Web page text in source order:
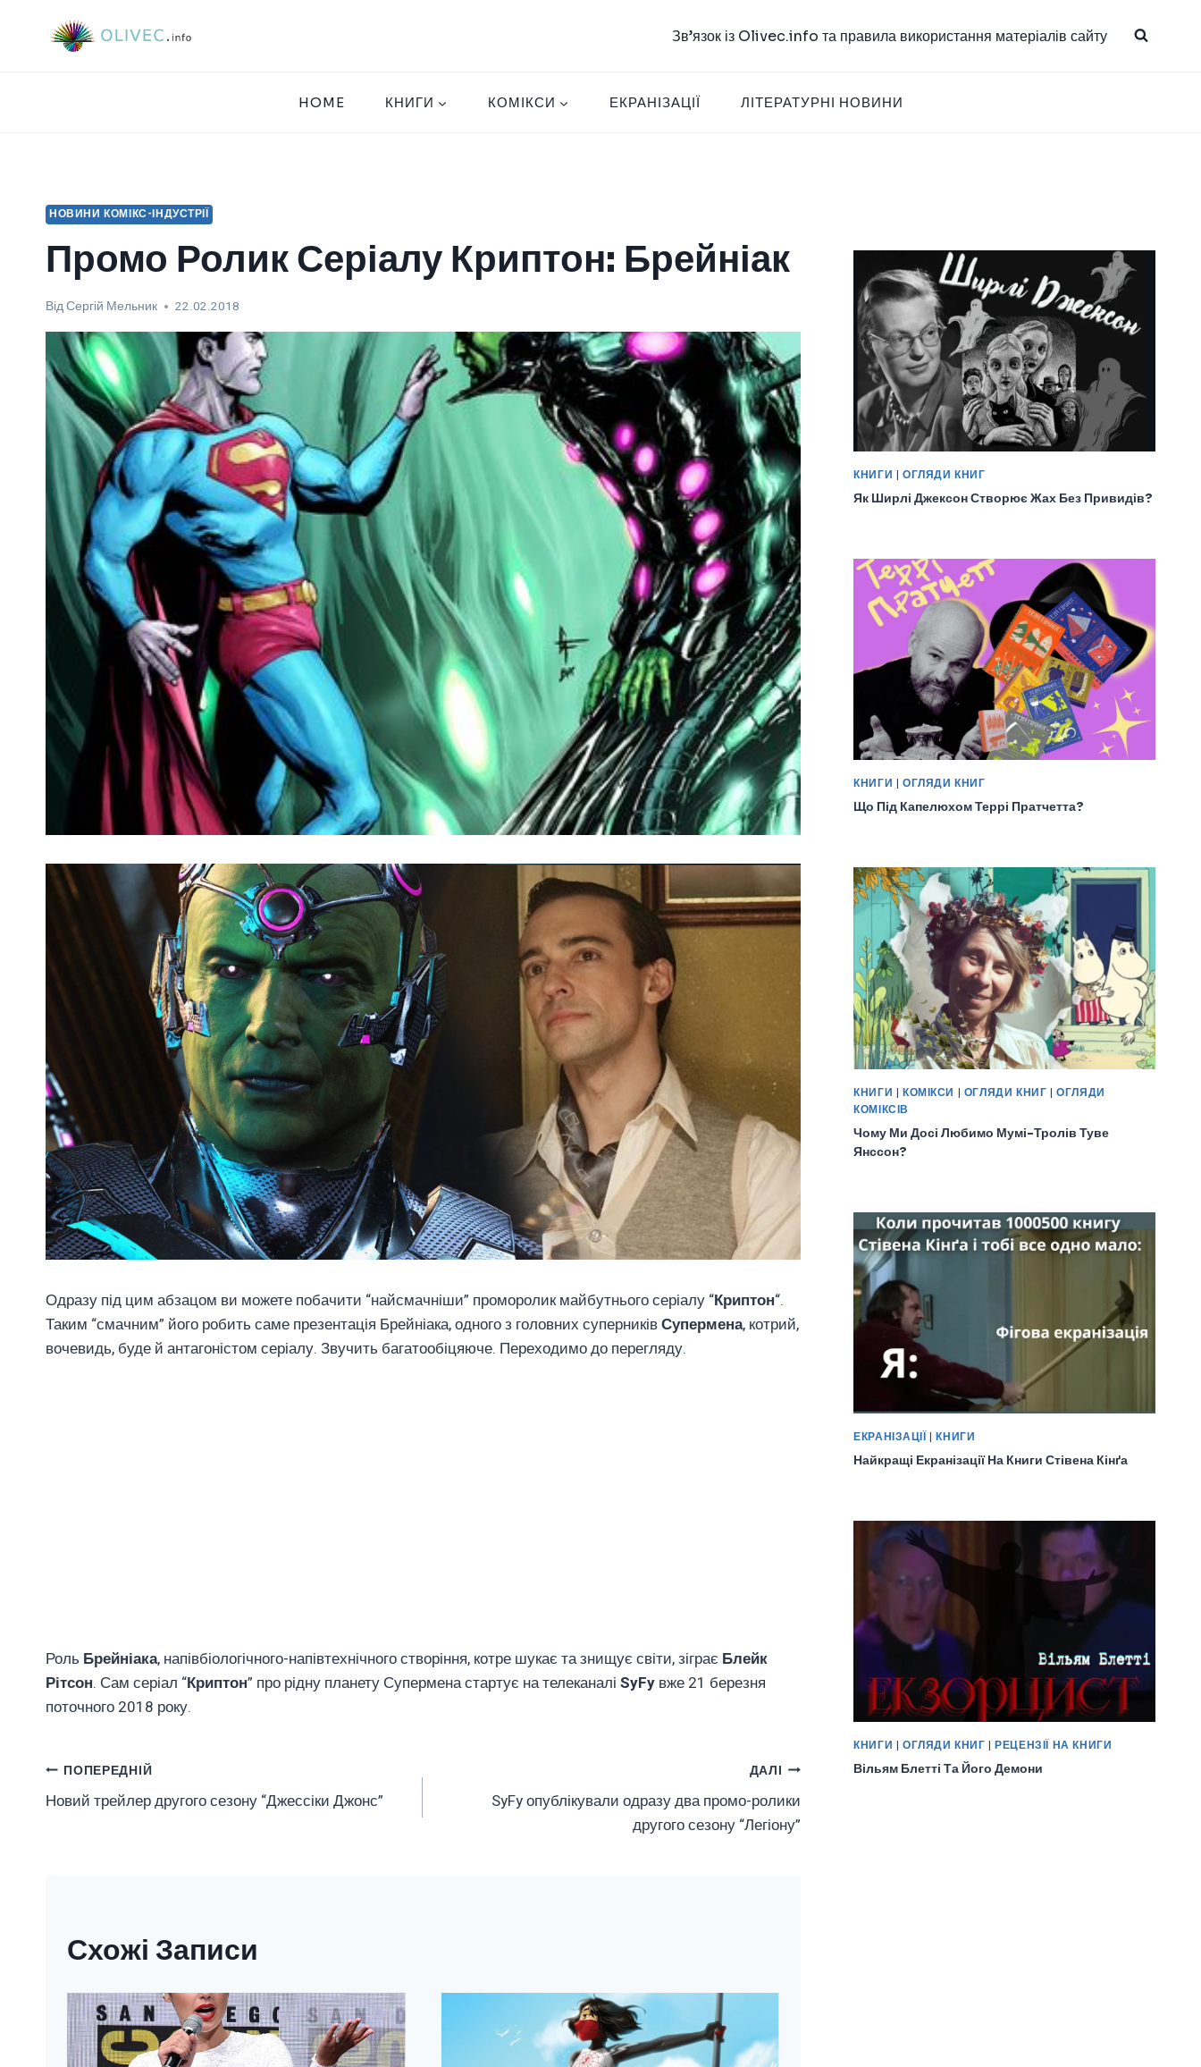
Зв’язок із Olivec.info та правила використання матеріалів сайту
HOME КНИГИ КОМІКСИ ЕКРАНІЗАЦІЇ ЛІТЕРАТУРНІ НОВИНИ
НОВИНИ КОМІКС-ІНДУСТРІЇ
Промо Ролик Серіалу Криптон: Брейніак
ВідСергій Мельник 22.02.2018
Одразу під цим абзацом ви можете побачити “найсмачніши” проморолик майбутнього серіалу “Криптон“.
Таким “смачним” його робить саме презентація Брейніака, одного з головних суперниківСупермена, котрий,
вочевидь, буде й антагоністом серіалу. Звучить багатообіцяюче. Переходимо до перегляду.
Роль Брейніака, напівбіологічного-напівтехнічного створіння, котре шукає та знищує світи, зіграє Блейк
Рітсон. Сам серіал “Криптон” про рідну планету Супермена стартує на телеканалі SyFy вже 21 березня
поточного 2018 року.
Навігація
Записів
ПОПЕРЕДНІЙ
Новий трейлер другого сезону “Джессіки Джонс”
ДАЛІ
SyFy опублікували одразу два промо-ролики
другого сезону “Легіону”
Схожі Записи
КНИГИ | ОГЛЯДИ КНИГ
Як Ширлі Джексон Створює Жах Без Привидів?
КНИГИ | ОГЛЯДИ КНИГ
Що Під Капелюхом Террі Пратчетта?
КНИГИ | КОМІКСИ | ОГЛЯДИ КНИГ |ОГЛЯДИ
КОМІКСІВ
Чому Ми Досі Любимо Мумі-Тролів Туве
Янссон?
ЕКРАНІЗАЦІЇ |КНИГИ
Найкращі Екранізації На Книги Стівена Кінґа
КНИГИ | ОГЛЯДИ КНИГ |РЕЦЕНЗІЇ НА КНИГИ
Вільям Блетті Та Його Демони